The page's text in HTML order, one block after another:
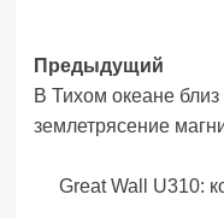
Навигация
записи
Предыдущий
В Тихом океане
землетрясение
Great Wall U310: